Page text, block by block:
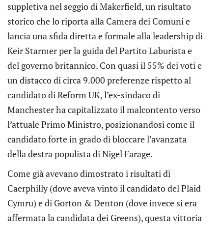
suppletiva nel seggio di Makerfield, un risultato
storico che lo riporta alla Camera dei Comuni e
lancia una sfida diretta e formale alla leadership di
Keir Starmer per la guida del Partito Laburista e
del governo britannico. Con quasi il 55% dei voti e
un distacco di circa 9.000 preferenze rispetto al
candidato di Reform UK, l’ex-sindaco di
Manchester ha capitalizzato il malcontento verso
l’attuale Primo Ministro, posizionandosi come il
candidato forte in grado di bloccare l’avanzata
della destra populista di Nigel Farage.
Come già avevano dimostrato i risultati di
Caerphilly (dove aveva vinto il candidato del Plaid
Cymru) e di Gorton & Denton (dove invece si era
affermata la candidata dei Greens), questa vittoria